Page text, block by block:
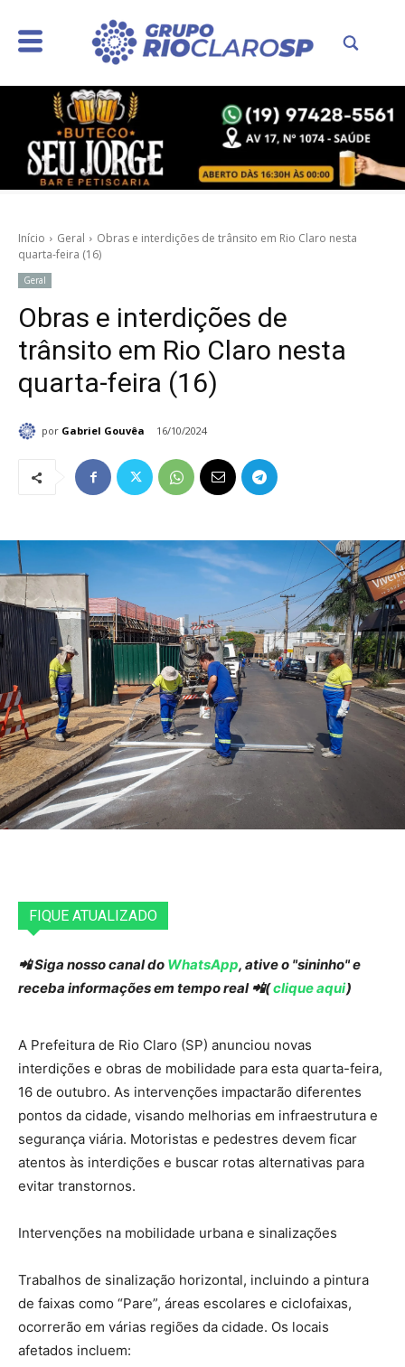
Início Geral
Obras e interdições de trânsito em Rio Claro nesta
quarta-feira (16)
Geral
Obras e interdições de
trânsito em Rio Claro nesta
quarta-feira (16)
por Gabriel Gouvêa 16/10/2024
FIQUE ATUALIZADO
📲 Siga nosso canal do WhatsApp, ative o "sininho" e
receba informações em tempo real 📲(clique aqui)
A Prefeitura de Rio Claro (SP) anunciou novas
interdições e obras de mobilidade para esta quarta-feira,
16 de outubro. As intervenções impactarão diferentes
pontos da cidade, visando melhorias em infraestrutura e
segurança viária. Motoristas e pedestres devem ficar
atentos às interdições e buscar rotas alternativas para
evitar transtornos.
Intervenções na mobilidade urbana e sinalizações
Trabalhos de sinalização horizontal, incluindo a pintura
de faixas como “Pare”, áreas escolares e ciclofaixas,
ocorrerão em várias regiões da cidade. Os locais
afetados incluem: